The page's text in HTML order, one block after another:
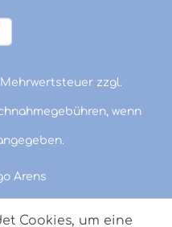
Arens
zzgl.
wenn
Cookies, um eine